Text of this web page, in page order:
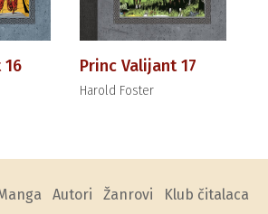
16 Princ Valijant 17
Harold Foster
Autori Žanrovi
Klub čitalaca